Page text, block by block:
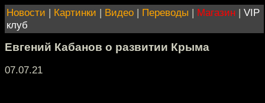
Новости | Картинки | Видео | Переводы | Магазин | VIP
клуб
Евгений Кабанов о развитии Крыма
07.07.21